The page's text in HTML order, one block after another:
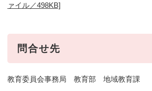
ァイル／498KB]
問合せ先
教育委員会事務局 教育部 地域教育課